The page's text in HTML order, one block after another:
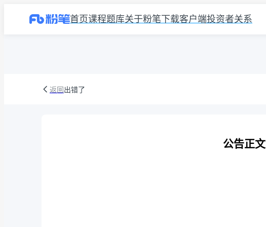
首页课程题库关于粉笔 下载客户端投资者关系
返回 出错了
公告正文